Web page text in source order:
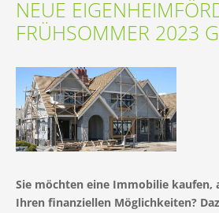
NEUE
FRÜHSOMMER 2023
Sie möchten eine Immobilie kaufen,
Ihren finanziellen Möglichkeiten?